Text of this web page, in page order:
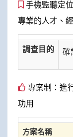
手機監聽定
專業的人才、
調查目的 確
專案制：進
功用
方案名稱